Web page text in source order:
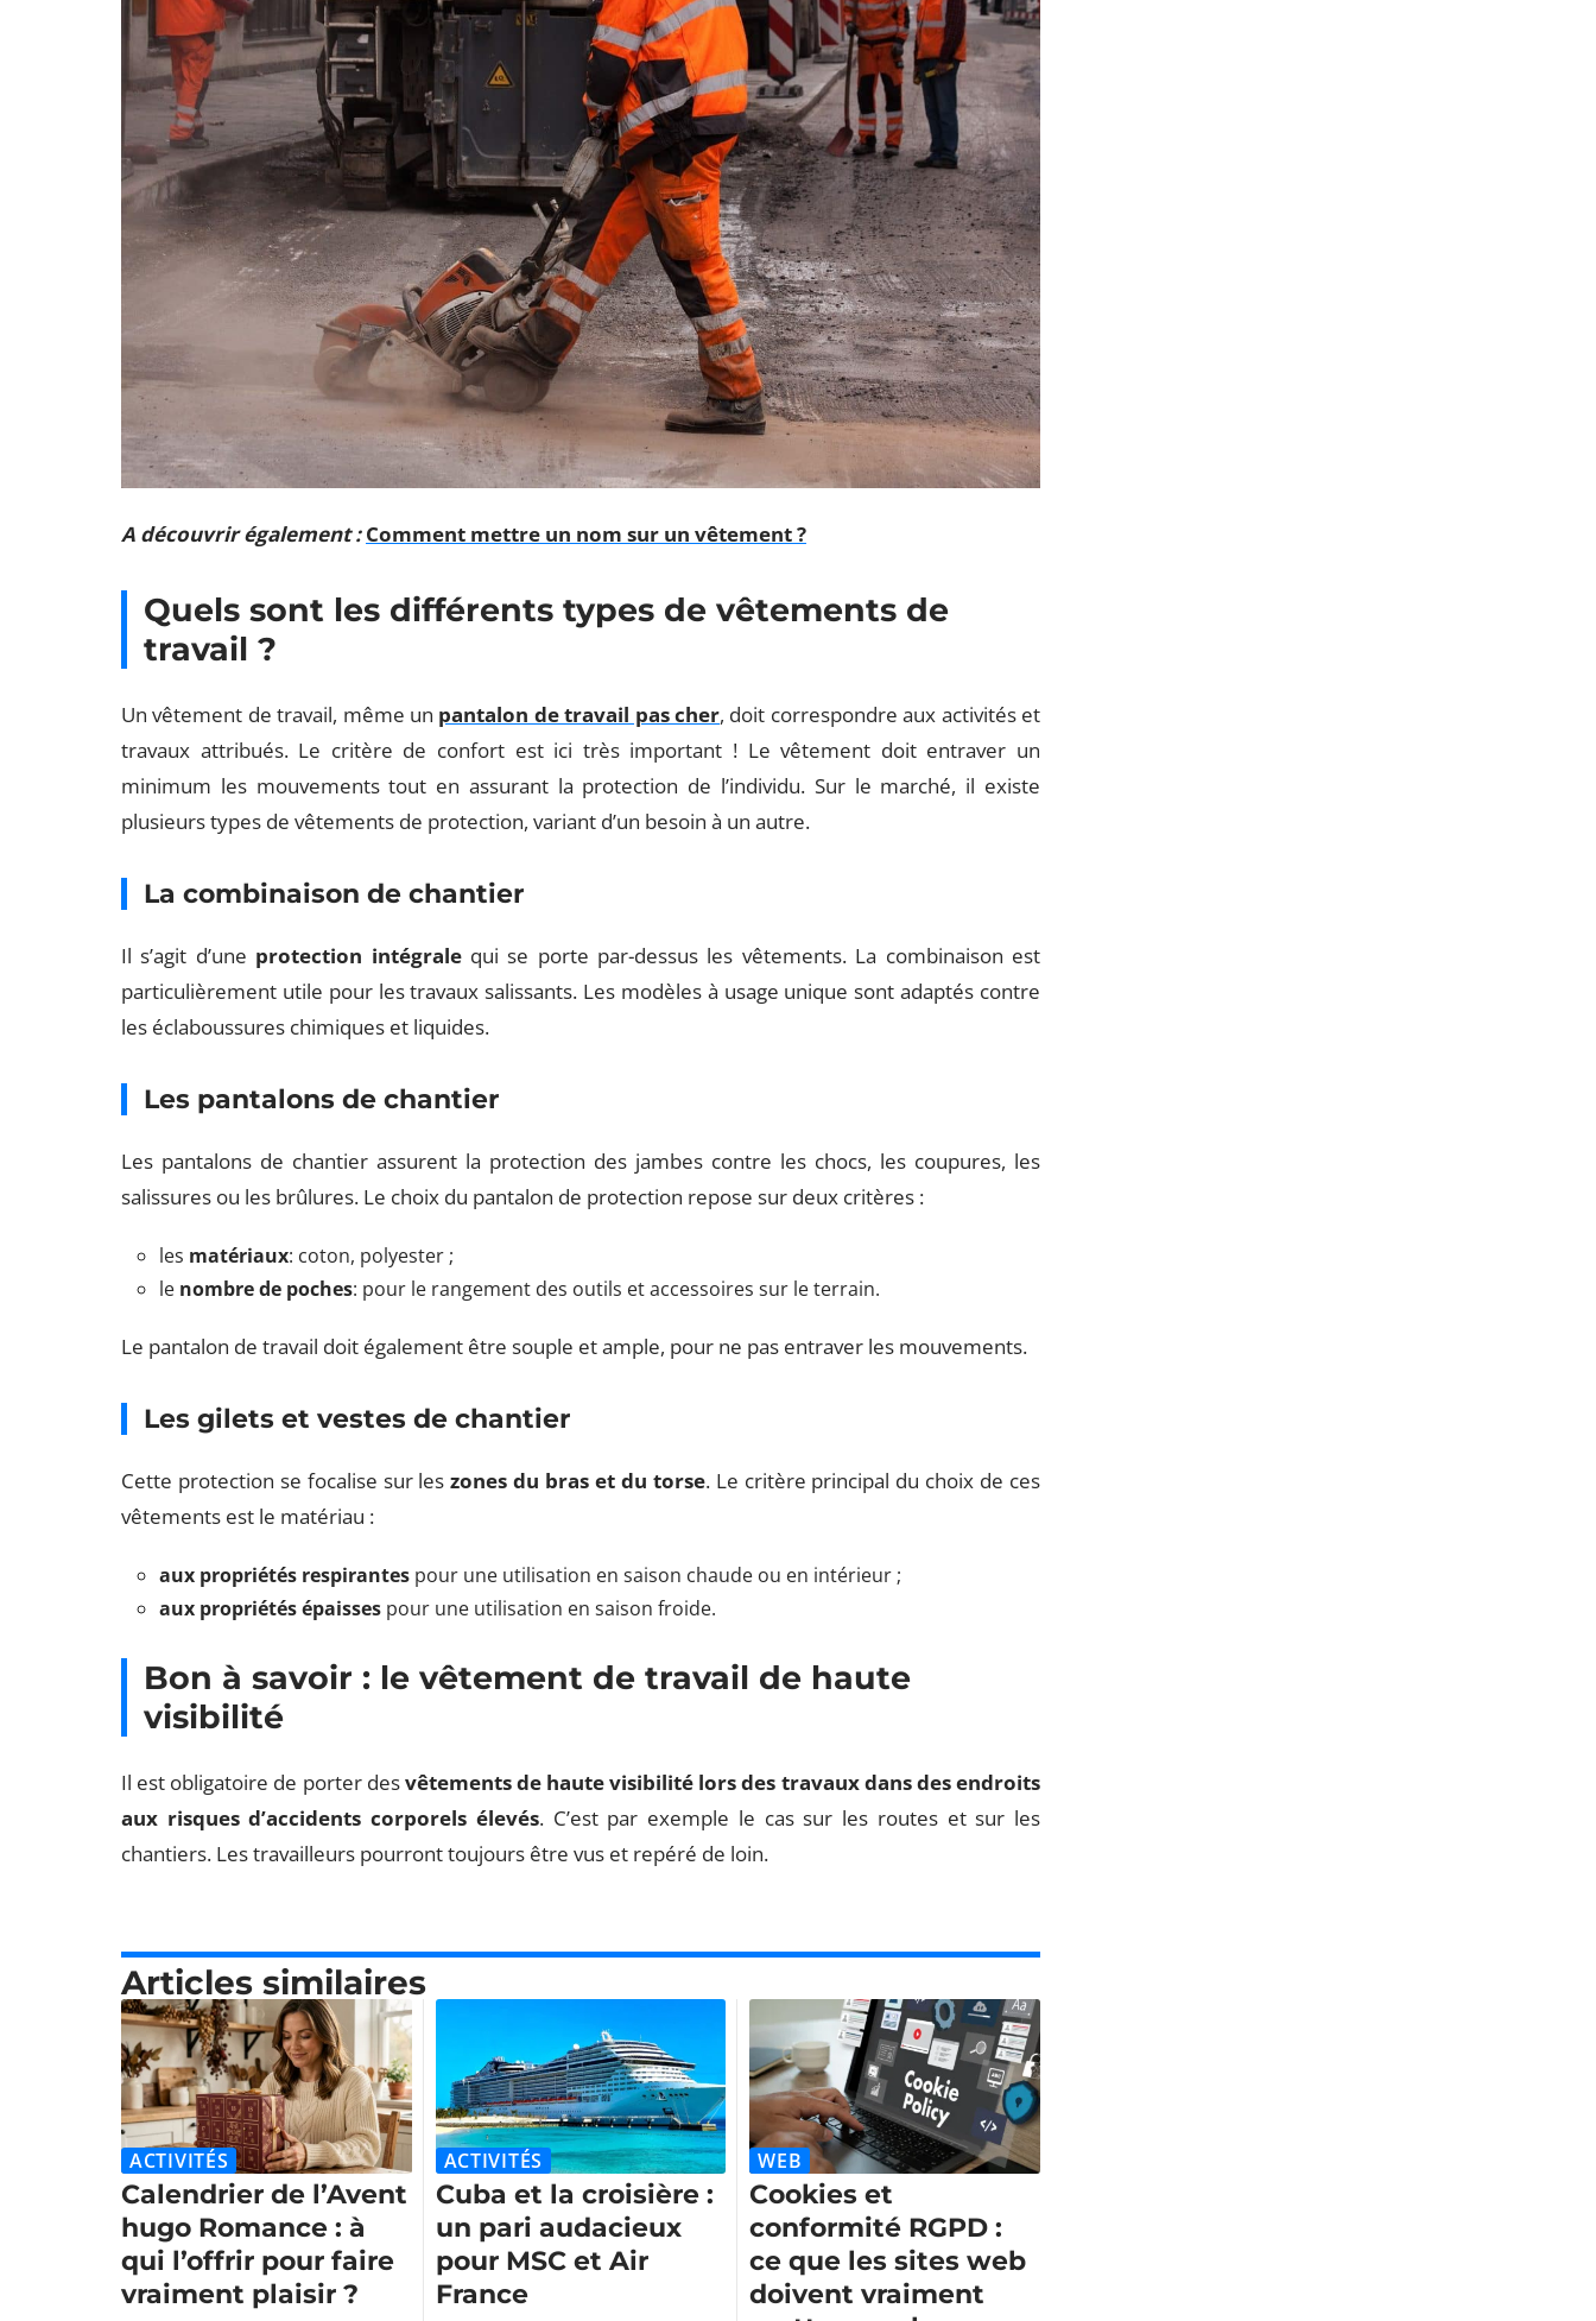
A découvrir également : Comment mettre un nom sur un vêtement ?
Quels sont les différents types de vêtements de
travail ?
Un vêtement de travail, même un pantalon de travail pas cher, doit correspondre aux activités et
travaux attribués. Le critère de confort est ici très important ! Le vêtement doit entraver un
minimum les mouvements tout en assurant la protection de l’individu. Sur le marché, il existe
plusieurs types de vêtements de protection, variant d’un besoin à un autre.
La combinaison de chantier
Il s’agit d’une protection intégralequi se porte par-dessus les vêtements. La combinaison est
particulièrement utile pour les travaux salissants. Les modèles à usage unique sont adaptés contre
les éclaboussures chimiques et liquides.
Les pantalons de chantier
Les pantalons de chantier assurent la protection des jambes contre les chocs, les coupures, les
salissures ou les brûlures. Le choix du pantalon de protection repose sur deux critères :
les matériaux: coton, polyester ;
le nombre de poches: pour le rangement des outils et accessoires sur le terrain.
Le pantalon de travail doit également être souple et ample, pour ne pas entraver les mouvements.
Les gilets et vestes de chantier
Cette protection se focalise sur leszones du bras et du torse. Le critère principal du choix de ces
vêtements est le matériau :
aux propriétés respirantes pour une utilisation en saison chaude ou en intérieur ;
aux propriétés épaisses pour une utilisation en saison froide.
Bon à savoir : le vêtement de travail de haute
visibilité
Il est obligatoire de porter desvêtements de haute visibilité lors des travaux dans des endroits
aux risques d’accidents corporels élevés. C’est par exemple le cas sur les routes et sur les
chantiers. Les travailleurs pourront toujours être vus et repéré de loin.
Articles similaires
ACTIVITÉS
Calendrier de l’Avent
hugo Romance : à
qui l’offrir pour faire
vraiment plaisir ?
ACTIVITÉS
Cuba et la croisière :
un pari audacieux
pour MSC et Air
France
WEB
Cookies et
conformité RGPD :
ce que les sites web
doivent vraiment